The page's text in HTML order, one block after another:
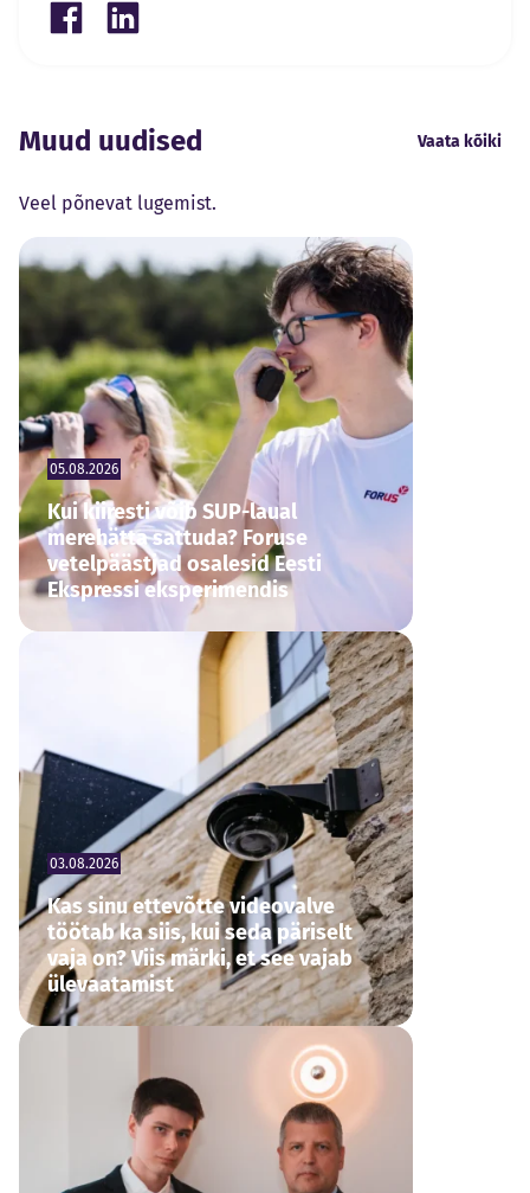
Share on Facebook
Share on LinkedIn
Muud uudised Vaata kõiki
Veel põnevat lugemist.
05.08.2026
Kui kiiresti võib SUP-laual
merehätta sattuda? Foruse
vetelpäästjad osalesid Eesti
Ekspressi eksperimendis
03.08.2026
Kas sinu ettevõtte videovalve
töötab ka siis, kui seda päriselt
vaja on? Viis märki, et see vajab
ülevaatamist